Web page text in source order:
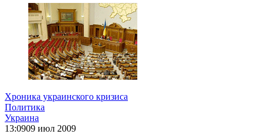
Хроника украинского кризиса
Политика
Украина
13:0909 июл 2009